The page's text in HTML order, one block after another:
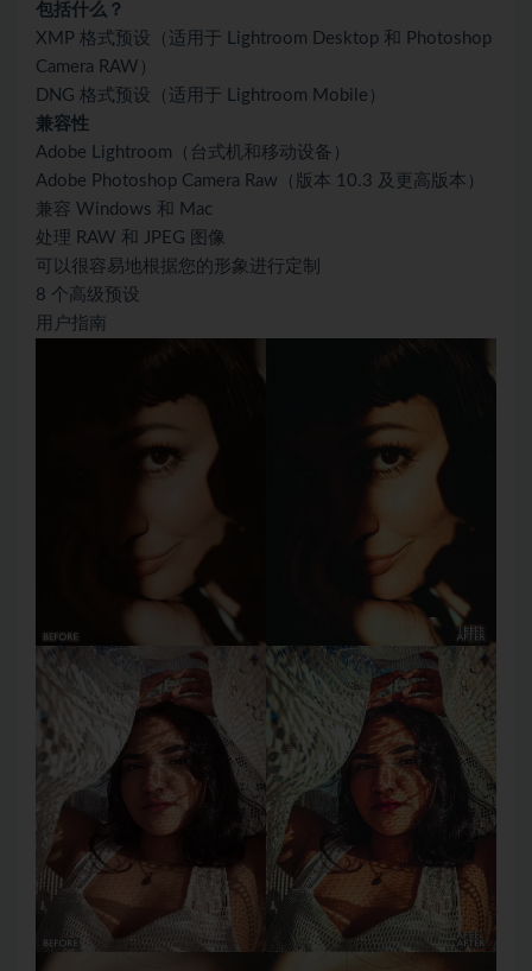
包括什么？
XMP 格式预设（适用于 Lightroom Desktop 和 Photoshop
Camera RAW）
DNG 格式预设（适用于 Lightroom Mobile）
兼容性
Adobe Lightroom（台式机和移动设备）
Adobe Photoshop Camera Raw（版本 10.3 及更高版本）
兼容 Windows 和 Mac
处理 RAW 和 JPEG 图像
可以很容易地根据您的形象进行定制
8 个高级预设
用户指南